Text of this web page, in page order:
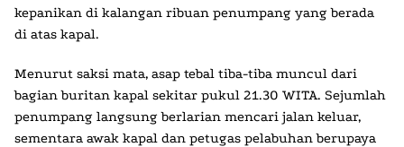
kepanikan di kalangan ribuan penumpang yang berada
di atas kapal.
Menurut saksi mata, asap tebal tiba-tiba muncul dari
bagian buritan kapal sekitar pukul 21.30 WITA. Sejumlah
penumpang langsung berlarian mencari jalan keluar,
sementara awak kapal dan petugas pelabuhan berupaya